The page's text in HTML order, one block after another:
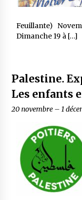
Feuillante)
Dimanche 19 à […]
Palestine.
Les enfants
20 novembre– 1